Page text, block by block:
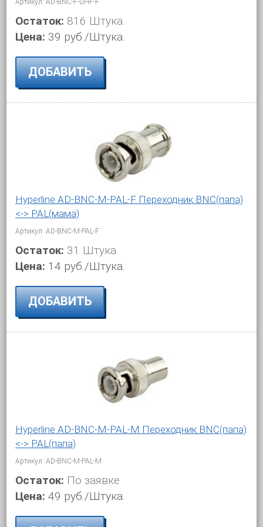
адаптеров Hyperline. Hyperline — один из лидеров на
рынке телекоммуникационного оборудования и
кабельной продукции. Наша компания предлагает
широкий ассортимент продукции, соответствующей
международным стандартам качества.
Остаток: 816 Штука.
Цена: 39 руб./Штука.
ДОБАВИТЬ
Hyperline AD-BNC-M-PAL-F Переходник BNC(папа)
<-> PAL(мама)
Артикул: AD-BNC-M-PAL-F
Остаток: 31 Штука.
Цена: 14 руб./Штука.
ДОБАВИТЬ
Hyperline AD-BNC-M-PAL-M Переходник BNC(папа)
<-> PAL(папа)
Артикул: AD-BNC-M-PAL-M
Остаток: По заявке
Цена: 49 руб./Штука.